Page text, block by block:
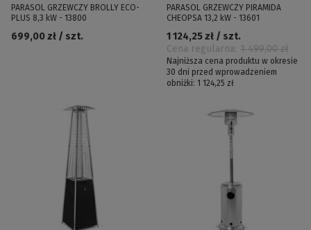
PARASOL GRZEWCZY BROLLY ECO-
PLUS 8,3 kW - 13800
699,00 zł / szt.
PARASOL GRZEWCZY PIRAMIDA
CHEOPSA 13,2 kW - 13601
Cena regularna: 1 499,00 zł
1 124,25 zł / szt.
Najniższa cena produktu w okresie
30 dni przed wprowadzeniem
obniżki: 1 124,25 zł